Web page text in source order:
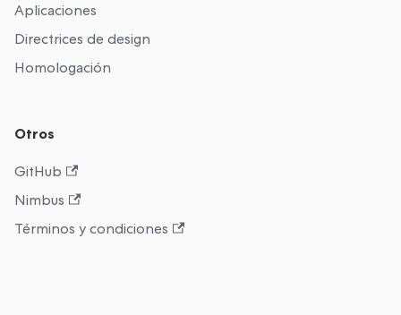
Aplicaciones
Directrices de design
Homologación
Otros
GitHub
Nimbus
Términos y condiciones